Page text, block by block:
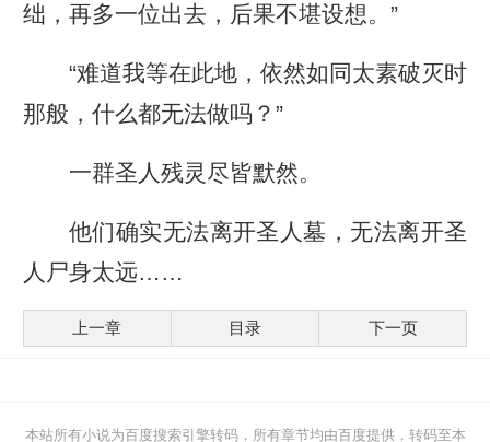
绌，再多一位出去，后果不堪设想。”
“难道我等在此地，依然如同太素破灭时
那般，什么都无法做吗？”
一群圣人残灵尽皆默然。
他们确实无法离开圣人墓，无法离开圣
人尸身太远……
上一章 目录 下一页
本站所有小说为百度搜索引擎转码，所有章节均由百度提供，转码至本